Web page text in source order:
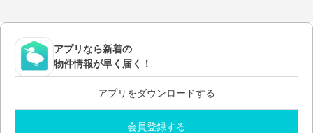
アプリなら新着の
物件情報が早く届く！
アプリをダウンロードする
会員登録する